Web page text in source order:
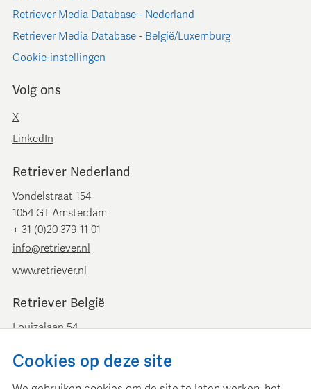
Retriever Media Database - Nederland
Retriever Media Database - België/Luxemburg
Cookie-instellingen
Volg ons
X
LinkedIn
Retriever Nederland
Vondelstraat 154
1054 GT Amsterdam
+ 31 (0)20 379 11 01
info@retriever.nl
www.retriever.nl
Retriever België
Louizalaan 54
+ 32 (0)2 893 00 52
Cookies op deze site